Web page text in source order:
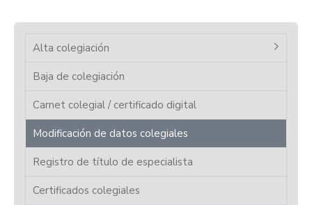
Alta colegiación
Baja de colegiación
Carnet colegial / certificado digital
Modificación de datos colegiales
Registro de título de especialista
Certificados colegiales